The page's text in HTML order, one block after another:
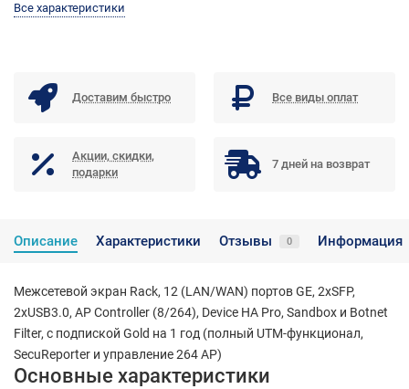
Все характеристики
Доставим быстро Все виды оплат
Акции, скидки,
подарки
7 дней на возврат
Описание Характеристики Отзывы 0 Информация
Межсетевой экран Rack, 12 (LAN/WAN) портов GE, 2xSFP,
2xUSB3.0, AP Controller (8/264), Device HA Pro, Sandbox и Botnet
Filter, с подпиской Gold на 1 год (полный UTM-функционал,
SecuReporter и управление 264 AP)
Основные характеристики